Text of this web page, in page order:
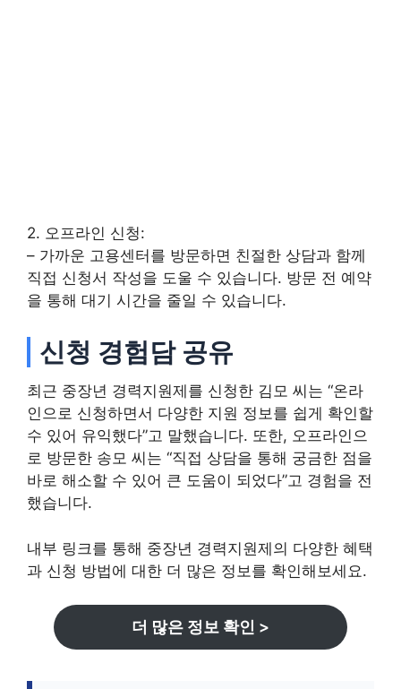
2. 오프라인 신청:
– 가까운 고용센터를 방문하면 친절한 상담과 함께
직접 신청서 작성을 도울 수 있습니다. 방문 전 예약
을 통해 대기 시간을 줄일 수 있습니다.
신청 경험담 공유
최근 중장년 경력지원제를 신청한 김모 씨는 “온라
인으로 신청하면서 다양한 지원 정보를 쉽게 확인할
수 있어 유익했다”고 말했습니다. 또한, 오프라인으
로 방문한 송모 씨는 “직접 상담을 통해 궁금한 점을
바로 해소할 수 있어 큰 도움이 되었다”고 경험을 전
했습니다.
내부 링크를 통해 중장년 경력지원제의 다양한 혜택
과 신청 방법에 대한 더 많은 정보를 확인해보세요.
더 많은 정보 확인 >